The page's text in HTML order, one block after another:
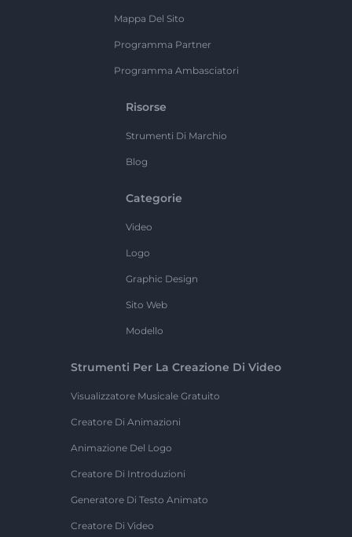
Mappa Del Sito
Programma Partner
Programma Ambasciatori
Risorse
Strumenti Di Marchio
Blog
Categorie
Video
Logo
Graphic Design
Sito Web
Modello
Strumenti Per La Creazione Di Video
Visualizzatore Musicale Gratuito
Creatore Di Animazioni
Animazione Del Logo
Creatore Di Introduzioni
Generatore Di Testo Animato
Creatore Di Video